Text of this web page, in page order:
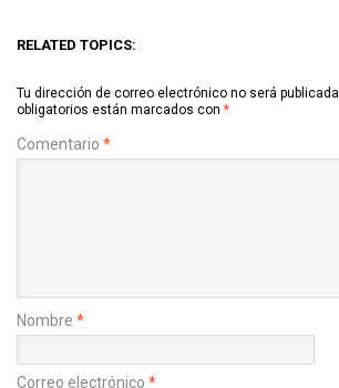
RELATED TOPICS:
Tu dirección de correo electrónico no será publicada.
obligatorios están marcados con *
Comentario *
Nombre *
Correo electrónico *